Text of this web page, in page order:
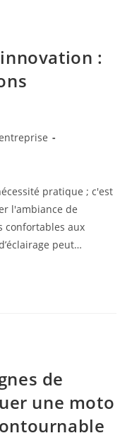
:
pratique ; c'est
l'ambiance de
confortables aux
peut…
de
une moto